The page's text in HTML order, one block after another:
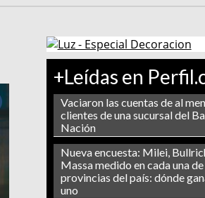
+Leídas en
Vaciaron las cuentas de al
clientes de una sucursal del
Nación
Nueva encuesta: Milei,
Massa medido en cada una de
provincias del país: dónde
uno